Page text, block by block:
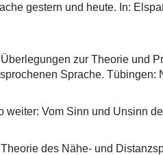
gestern und heute. In:
zur Theorie und
Sprache.
weiter: Vom Sinn und Unsinn
des Nähe- und